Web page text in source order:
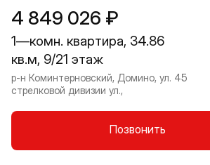
4 849 026 ₽
1—комн. квартира, 34.86
кв.м, 9/21 этаж
р-н Коминтерновский, Домино, ул. 45
стрелковой дивизии ул.,
Позвонить